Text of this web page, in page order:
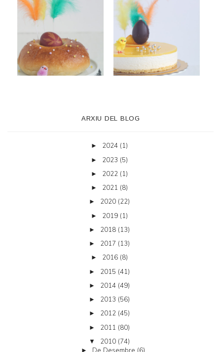
ARXIU DEL BLOG
► 2024 (1)
► 2023 (5)
► 2022 (1)
► 2021 (8)
► 2020 (22)
► 2019 (1)
► 2018 (13)
► 2017 (13)
► 2016 (8)
► 2015 (41)
► 2014 (49)
► 2013 (56)
► 2012 (45)
► 2011 (80)
▼ 2010 (74)
► De Desembre (6)